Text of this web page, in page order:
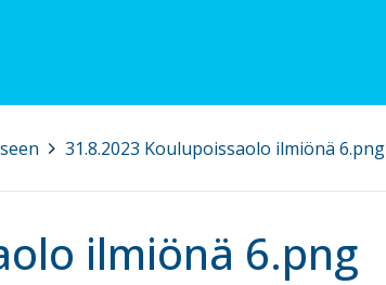
31.8.2023 Koulupoissaolo ilmiönä 6.png
ilmiönä 6.png